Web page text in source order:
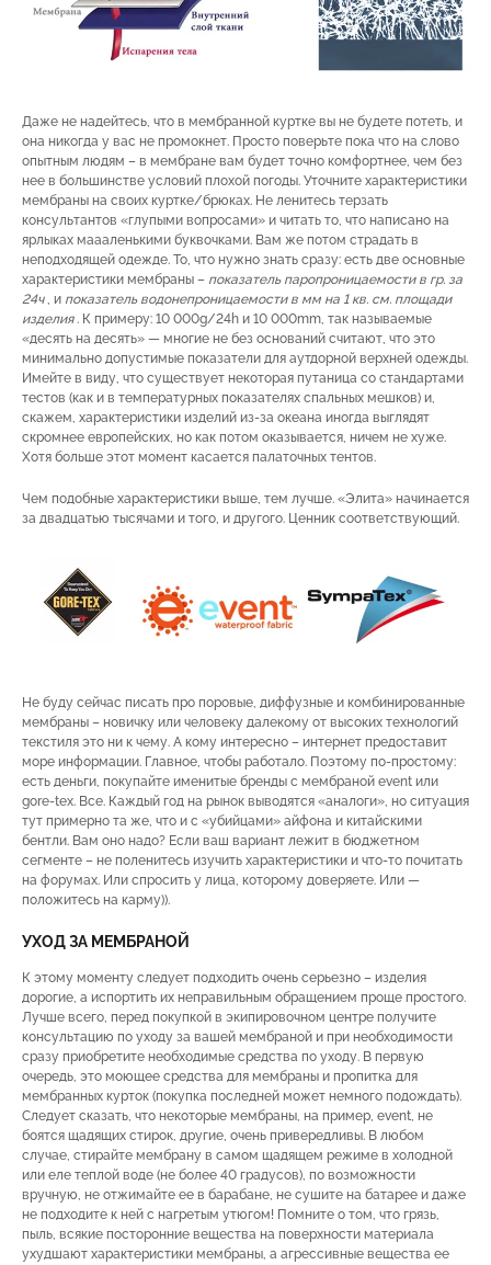
Даже не надейтесь, что в мембранной куртке вы не будете потеть, и
она никогда у вас не промокнет. Просто поверьте пока что на слово
опытным людям – в мембране вам будет точно комфортнее, чем без
нее в большинстве условий плохой погоды. Уточните характеристики
мембраны на своих куртке/брюках. Не ленитесь терзать
консультантов «глупыми вопросами» и читать то, что написано на
ярлыках маааленькими буквочками. Вам же потом страдать в
неподходящей одежде. То, что нужно знать сразу: есть две основные
характеристики мембраны – показатель паропроницаемости в гр. за
24ч, и показатель водонепроницаемости в мм на 1 кв. см. площади
изделия. К примеру: 10 000g/24h и 10 000mm, так называемые
«десять на десять» — многие не без оснований считают, что это
минимально допустимые показатели для аутдорной верхней одежды.
Имейте в виду, что существует некоторая путаница со стандартами
тестов (как и в температурных показателях спальных мешков) и,
скажем, характеристики изделий из-за океана иногда выглядят
скромнее европейских, но как потом оказывается, ничем не хуже.
Хотя больше этот момент касается палаточных тентов.
Чем подобные характеристики выше, тем лучше. «Элита» начинается
за двадцатью тысячами и того, и другого. Ценник соответствующий.
Не буду сейчас писать про поровые, диффузные и комбинированные
мембраны – новичку или человеку далекому от высоких технологий
текстиля это ни к чему. А кому интересно – интернет предоставит
море информации. Главное, чтобы работало. Поэтому по-простому:
есть деньги, покупайте именитые бренды с мембраной event или
gore-tex. Все. Каждый год на рынок выводятся «аналоги», но ситуация
тут примерно та же, что и с «убийцами» айфона и китайскими
бентли. Вам оно надо? Если ваш вариант лежит в бюджетном
сегменте – не поленитесь изучить характеристики и что-то почитать
на форумах. Или спросить у лица, которому доверяете. Или —
положитесь на карму)).
УХОД ЗА МЕМБРАНОЙ
К этому моменту следует подходить очень серьезно – изделия
дорогие, а испортить их неправильным обращением проще простого.
Лучше всего, перед покупкой в экипировочном центре получите
консультацию по уходу за вашей мембраной и при необходимости
сразу приобретите необходимые средства по уходу. В первую
очередь, это моющее средства для мембраны и пропитка для
мембранных курток (покупка последней может немного подождать).
Следует сказать, что некоторые мембраны, на пример, event, не
боятся щадящих стирок, другие, очень привередливы. В любом
случае, стирайте мембрану в самом щадящем режиме в холодной
или еле теплой воде (не более 40 градусов), по возможности
вручную, не отжимайте ее в барабане, не сушите на батарее и даже
не подходите к ней с нагретым утюгом! Помните о том, что грязь,
пыль, всякие посторонние вещества на поверхности материала
ухудшают характеристики мембраны, а агрессивные вещества ее